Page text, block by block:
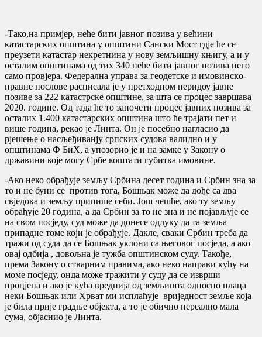
-Тако,на примјер, неће бити јавног позива у већини
катастарских општина у општини Сански Мост гдје ће се
преузети катастар некретнина у нову земљишну књигу, а и у
осталим општинама од тих 340 неће бити јавног позива него
само провjера. Федерална управа за геодетскe и имовинскo-
правне послове расписала је у претходном перидоу јавне
позиве за 222 катастрске општине, за шта се процес завршава
2020. године. Од тада ће то започети процес јавних позива за
осталих 1.400 катастарских општина што ће трајати пет и
више година, рекао је Линта. Он је посебно нагласио да
рјешење о насљеђиванју српских судова валидно и у
општинама Ф БиХ, а упозорио је и на замке у Закону о
државини које могу Србе коштати губитка имовине.
-Ако неко обрађује земљу Србина десет година и Србин зна за
то и не буни се против тога, Бошњак може да дође са два
свједока и земљу припише себи. Још чешће, ако ту земљу
обрађује 20 година, а да Србин за то не зна и не појављује се
на свом посједу, суд може да донесе одлуку да та земља
припадне томе који је обрађује. Дакле, сваки Србин треба да
тражи од суда да се Бошњак уклони са његовог посједа, а ако
овај одбија , довољна је тужба општинском суду. Такође,
према Закону о стварним правима, ако неко направи кућу на
моме посједу, онда може тражити у суду да се изврши
процјена и ако је кућа вреднија од земљишта односно плаца
неки Бошњак или Хрват ми исплаћује вриједност земље која
је била прије градње објекта, а то је обично нереално мала
сума, објаснио је Линта.